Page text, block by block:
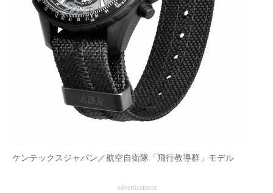
企業ITのトレンドを詳説
経営リーダーのコミュニティ
マーケ×ITの今がよく分かる
ITエンジニア向け専門サイト
企業向けIT製品の総合サイト
ケンテックスジャパン／航空自衛隊「飛行教導群」モデル
advertisement